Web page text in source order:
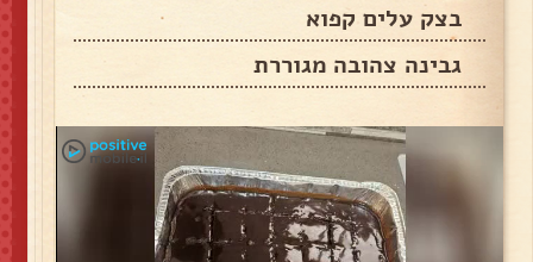
בצק עלים קפוא
גבינה צהובה מגוררת